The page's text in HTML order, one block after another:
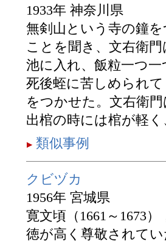
1933年 神奈川県
無剣山という寺の鐘
ことを聞き、文右衛
池に入れ、飯粒一つ
死後蛭に苦しめられ
をつかせた。文右衛
出棺の時には棺が軽
類似事例
クビヅカ
1956年 宮城県
寛文頃（1661～1673
徳が高く尊敬されて